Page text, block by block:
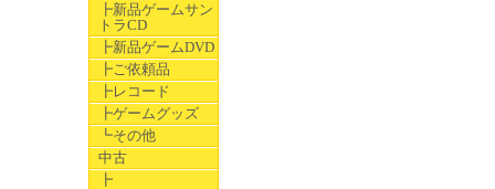
┣新品ゲームサン
トラCD
┣新品ゲームDVD
┣ご依頼品
┣レコード
┣ゲームグッズ
┗その他
中古
┣